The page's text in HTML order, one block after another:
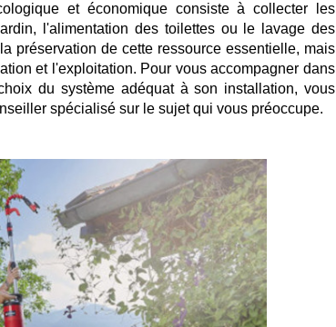
et économique consiste à collecter les
l'alimentation des toilettes ou le lavage des
préservation de cette ressource essentielle, mais
et l'exploitation. Pour vous accompagner dans
du système adéquat à son installation, vous
spécialisé sur le sujet qui vous préoccupe.